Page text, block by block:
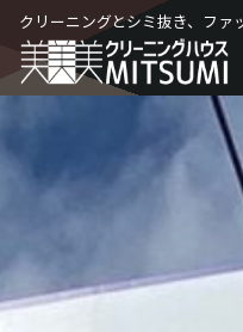
Skip
to
content
クリーニングとシミ抜き、ファ